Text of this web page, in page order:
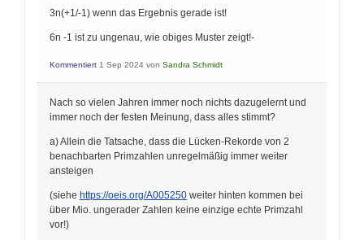
3n(+1/-1) wenn das Ergebnis gerade ist!
6n -1 ist zu ungenau, wie obiges Muster zeigt!-
Kommentiert 1 Sep 2024 von Sandra Schmidt
Nach so vielen Jahren immer noch nichts dazugelernt und
immer noch der festen Meinung, dass alles stimmt?
a) Allein die Tatsache, dass die Lücken-Rekorde von 2
benachbarten Primzahlen unregelmäßig immer weiter
ansteigen
(siehe https://oeis.org/A005250 weiter hinten kommen bei
über Mio. ungerader Zahlen keine einzige echte Primzahl
vor!)